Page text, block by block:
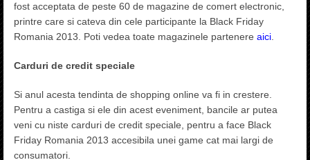
fost acceptata de peste 60 de magazine de comert electronic,
printre care si cateva din cele participante la Black Friday
Romania 2013. Poti vedea toate magazinele partenere aici
Carduri de credit speciale
Si anul acesta tendinta de shopping online va fi in crestere.
Pentru a castiga si ele din acest eveniment, bancile ar putea
veni cu niste carduri de credit speciale, pentru a face Black
Friday Romania 2013 accesibila unei game cat mai largi de
consumatori.